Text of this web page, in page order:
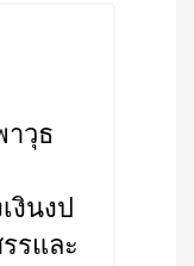
วุธ
งินงป
รและ